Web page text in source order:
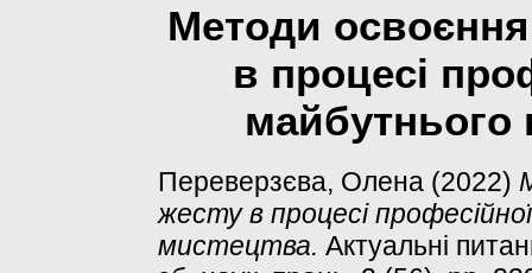
Методи
в процесі
майбутнього
Переверзєва, Олена (2022)
жесту в процесі
мистецтва. Актуальні